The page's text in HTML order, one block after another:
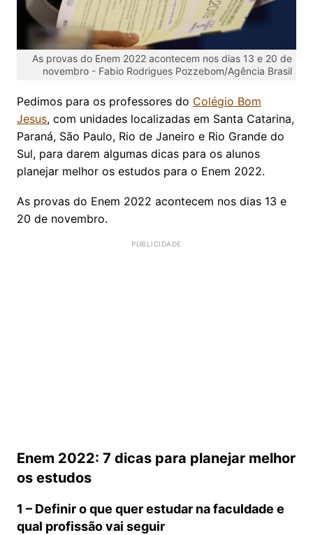
As provas do Enem 2022 acontecem nos dias 13 e 20 de
novembro - Fabio Rodrigues Pozzebom/Agência Brasil
Pedimos para os professores do Colégio Bom
Jesus, com unidades localizadas em Santa Catarina,
Paraná, São Paulo, Rio de Janeiro e Rio Grande do
Sul, para darem algumas dicas para os alunos
planejar melhor os estudos para o Enem 2022.
As provas do Enem 2022 acontecem nos dias 13 e
20 de novembro.
Enem 2022: 7 dicas para planejar melhor
os estudos
1 – Definir o que quer estudar na faculdade e
qual profissão vai seguir